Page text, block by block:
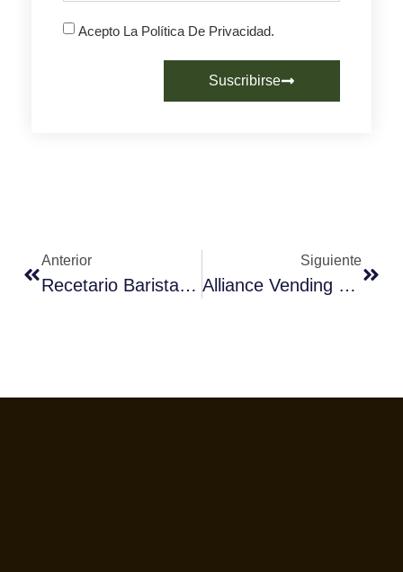
Acepto La Política De Privacidad.
Suscribirse
Anterior
Recetario Barista: PAPARACOFFEE
Siguiente
Alliance Vending Expenderá Con La AECC Un Millón De Cafés Con Mensajes Contra El Cáncer De Mama